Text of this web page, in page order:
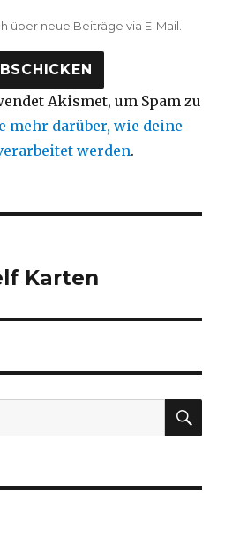
über neue Beiträge via E-Mail.
Akismet, um Spam zu
mehr darüber, wie deine
werden.
Karten